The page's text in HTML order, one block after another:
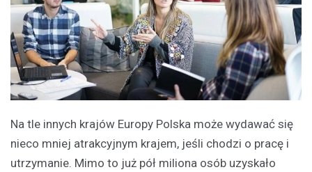
Na tle innych krajów Europy Polska może wydawać się
nieco mniej atrakcyjnym krajem, jeśli chodzi o pracę i
utrzymanie. Mimo to już pół miliona osób uzyskało